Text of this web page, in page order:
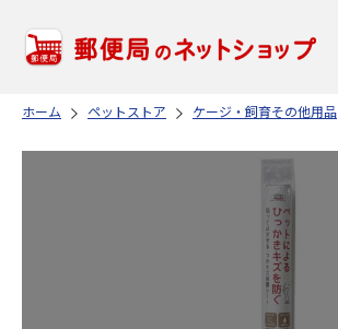
ホーム ペットストア ケージ・飼育その他用品